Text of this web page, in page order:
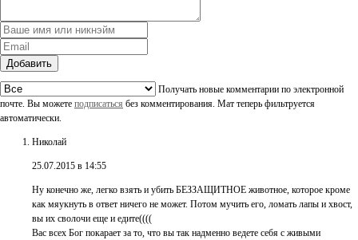
Добавить
Получать новые комментарии по электронной
почте. Вы можете подписаться без комментирования. Мат теперь фильтруется
автоматически.
Николай
25.07.2015 в 14:55
Ну конечно же, легко взять и убить БЕЗЗАЩИТНОЕ животное, которое кроме
как мяукнуть в ответ ничего не может. Потом мучить его, ломать лапы и хвост,
вы их сволочи еще и едите((((
Вас всех Бог покарает за то, что вы так надменно ведете себя с живыми